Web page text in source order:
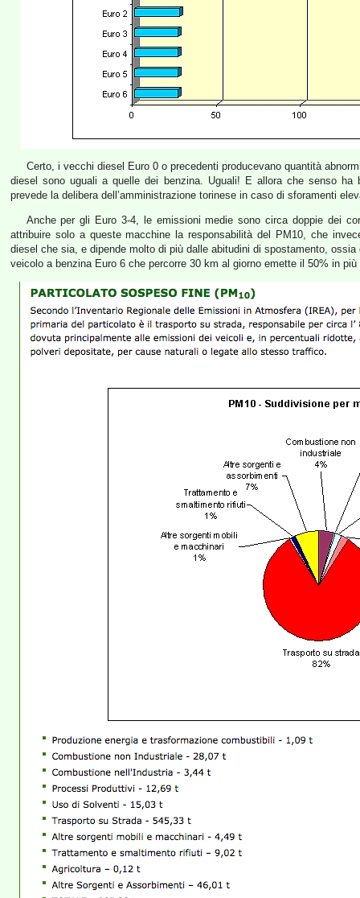
Certo, i vecchi diesel Euro 0 o precedenti producevano quantità
diesel sono uguali a quelle dei benzina. Uguali! E allora che senso
prevede la delibera dell’amministrazione torinese in caso di sforamenti
Anche per gli Euro 3-4, le emissioni medie sono circa doppie dei
attribuire solo a queste macchine la responsabilità del PM10, che
diesel che sia, e dipende molto di più dalle abitudini di spostamento,
veicolo a benzina Euro 6 che percorre 30 km al giorno emette il 50% in